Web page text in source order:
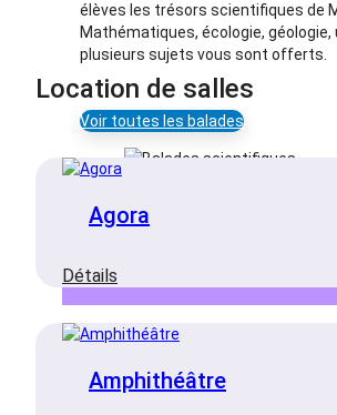
élèves les trésors scientifiques de
Mathématiques, écologie, géologie,
plusieurs sujets vous sont offerts.
Voir toutes les balades
Visites virtuelles de labo
Visites virtuelles de labo
Location de salles
Agora
Détails
Amphithéâtre